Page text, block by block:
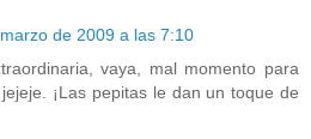
de 2009 a las 7:10
vaya, mal momento para
¡Las pepitas le dan un toque de